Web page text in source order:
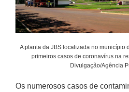
A planta da JBS localizada no município
primeiros casos de coronavírus na
Divulgação/Agência
Os numerosos casos de